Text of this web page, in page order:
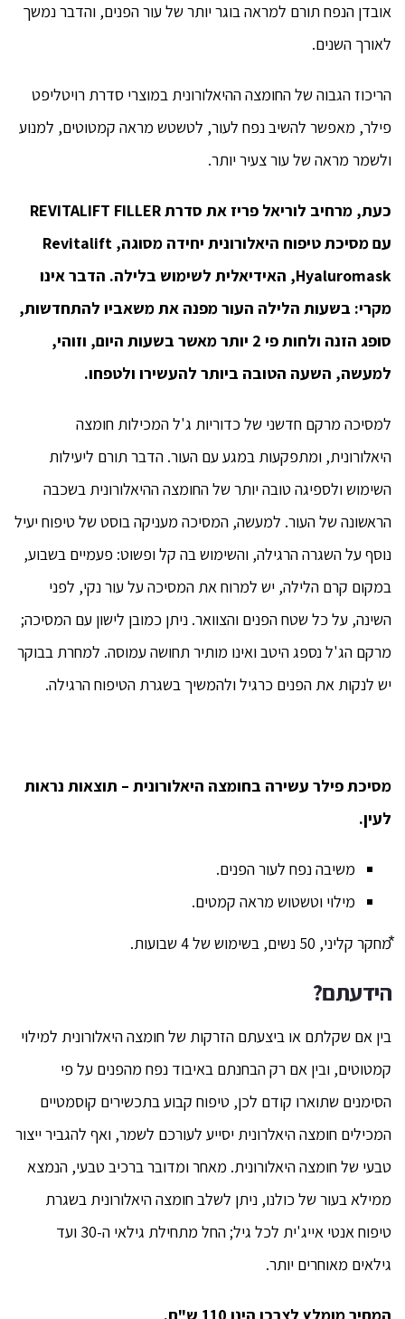
אובדן הנפח תורם למראה בוגר יותר של עור הפנים, והדבר נמשך
לאורך השנים.
הריכוז הגבוה של החומצה ההיאלורונית במוצרי סדרת רויטליפט
פילר, מאפשר להשיב נפח לעור, לטשטש מראה קמטוטים, למנוע
ולשמר מראה של עור צעיר יותר.
כעת, מרחיב לוריאל פריז את סדרת REVITALIFT FILLER
עם מסיכת טיפוח היאלורונית יחידה מסוגה, Revitalift
Hyaluromask, האידיאלית לשימוש בלילה. הדבר אינו
מקרי: בשעות הלילה העור מפנה את משאביו להתחדשות,
סופג הזנה ולחות פי 2 יותר מאשר בשעות היום, וזוהי,
למעשה, השעה הטובה ביותר להעשירו ולטפחו.
למסיכה מרקם חדשני של כדוריות ג'ל המכילות חומצה
היאלורונית, ומתפקעות במגע עם העור. הדבר תורם ליעילות
השימוש ולספיגה טובה יותר של החומצה ההיאלורונית בשכבה
הראשונה של העור. למעשה, המסיכה מעניקה בוסט של טיפוח יעיל
נוסף על השגרה הרגילה, והשימוש בה קל ופשוט: פעמיים בשבוע,
במקום קרם הלילה, יש למרוח את המסיכה על עור נקי, לפני
השינה, על כל שטח הפנים והצוואר. ניתן כמובן לישון עם המסיכה;
מרקם הג'ל נספג היטב ואינו מותיר תחושה עמוסה. למחרת בבוקר
יש לנקות את הפנים כרגיל ולהמשיך בשגרת הטיפוח הרגילה.
מסיכת פילר עשירה בחומצה היאלורונית – תוצאות נראות
לעין.
משיבה נפח לעור הפנים.
מילוי וטשטוש מראה קמטים.
⃰מחקר קליני, 50 נשים, בשימוש של 4 שבועות.
הידעתם?
בין אם שקלתם או ביצעתם הזרקות של חומצה היאלורונית למילוי
קמטוטים, ובין אם רק הבחנתם באיבוד נפח מהפנים על פי
הסימנים שתוארו קודם לכן, טיפוח קבוע בתכשירים קוסמטיים
המכילים חומצה היאלרונית יסייע לעורכם לשמר, ואף להגביר ייצור
טבעי של חומצה היאלורונית. מאחר ומדובר ברכיב טבעי, הנמצא
ממילא בעור של כולנו, ניתן לשלב חומצה היאלורונית בשגרת
טיפוח אנטי אייג'ית לכל גיל; החל מתחילת גילאי ה-30 ועד
גילאים מאוחרים יותר.